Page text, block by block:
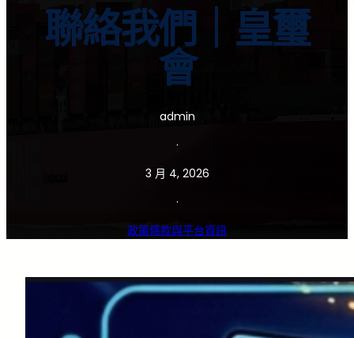
聯絡我們｜皇璽
會
admin
·
3 月 4, 2026
·
政策條款與平台資訊